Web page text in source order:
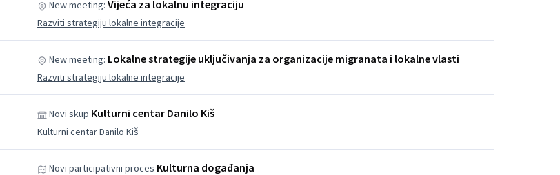
New meeting: Vijeća za lokalnu integraciju
Razviti strategiju lokalne integracije
New meeting: Lokalne strategije uključivanja za organizacije migranata i lokalne vlasti
Razviti strategiju lokalne integracije
Novi skup Kulturni centar Danilo Kiš
Kulturni centar Danilo Kiš
Novi participativni proces Kulturna događanja